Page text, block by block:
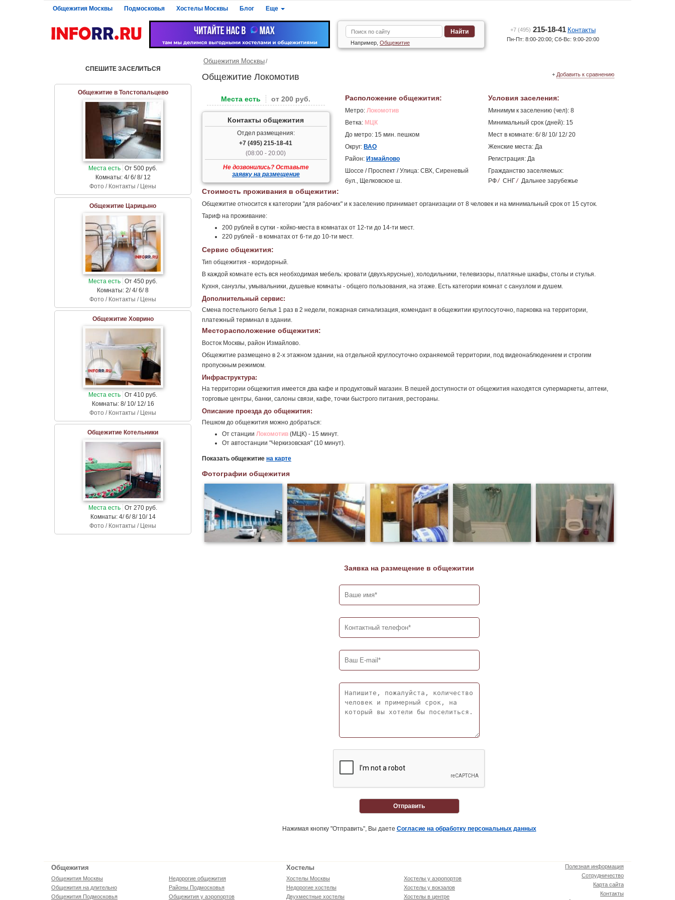
Общежития Москвы Подмосковья Хостелы Москвы Блог Еще
Найти
Например, Общежитие
+7 (495) 215-18-41 Контакты
Пн-Пт: 8:00-20:00; Сб-Вс: 9:00-20:00
СПЕШИТЕ ЗАСЕЛИТЬСЯ
Общежитие в Толстопальцево
Места есть От 500 руб.
Комнаты: 4/ 6/ 8/ 12
Фото / Контакты / Цены
Общежитие Царицыно
Места есть От 450 руб.
Комнаты: 2/ 4/ 6/ 8
Фото / Контакты / Цены
Общежитие Ховрино
Места есть От 410 руб.
Комнаты: 8/ 10/ 12/ 16
Фото / Контакты / Цены
Общежитие Котельники
Места есть От 270 руб.
Комнаты: 4/ 6/ 8/ 10/ 14
Фото / Контакты / Цены
Общежития Москвы
Общежитие Локомотив + Добавить к сравнению
Места есть от 200 руб.
Контакты общежития
Отдел размещения:
+7 (495) 215-18-41
(08:00 - 20:00)
Не дозвонились? Оставьте
заявку на размещение
Расположение общежития:
Метро: Локомотив
Ветка: МЦК
До метро: 15 мин. пешком
Округ: ВАО
Район: Измайлово
Шоссе / Проспект / Улица: СВХ, Сиреневый
бул., Щелковское ш.
Условия заселения:
Минимум к заселению (чел): 8
Минимальный срок (дней): 15
Мест в комнате: 6/ 8/ 10/ 12/ 20
Женские места: Да
Регистрация: Да
Гражданство заселяемых:
РФ/ СНГ/ Дальнее зарубежье
Стоимость проживания в общежитии:
Общежитие относится к категории "для рабочих" и к заселению принимает организации от 8 человек и на минимальный срок от 15 суток.
Тариф на проживание:
200 рублей в сутки - койко-места в комнатах от 12-ти до 14-ти мест.
220 рублей - в комнатах от 6-ти до 10-ти мест.
Сервис общежития:
Тип общежития - коридорный.
В каждой комнате есть вся необходимая мебель: кровати (двухъярусные), холодильники, телевизоры, платяные шкафы, столы и стулья.
Кухня, санузлы, умывальники, душевые комнаты - общего пользования, на этаже. Есть категории комнат с санузлом и душем.
Дополнительный сервис:
Смена постельного белья 1 раз в 2 недели, пожарная сигнализация, комендант в общежитии круглосуточно, парковка на территории,
платежный терминал в здании.
Месторасположение общежития:
Восток Москвы, район Измайлово.
Общежитие размещено в 2-х этажном здании, на отдельной круглосуточно охраняемой территории, под видеонаблюдением и строгим
пропускным режимом.
Инфраструктура:
На территории общежития имеется два кафе и продуктовый магазин. В пешей доступности от общежития находятся супермаркеты, аптеки,
торговые центры, банки, салоны связи, кафе, точки быстрого питания, рестораны.
Описание проезда до общежития:
Пешком до общежития можно добраться:
От станции Локомотив (МЦК) - 15 минут.
От автостанции "Черкизовская" (10 минут).
Показать общежитие на карте
Фотографии общежития
Заявка на размещение в общежитии
Отправить
Нажимая кнопку "Отправить", Вы даете Согласие на обработку персональных данных
Общежития
Общежития Москвы
Общежития на длительно
Общежития Подмосковья
Недорогие общежития
Районы Подмосковья
Общежития у аэропортов
Хостелы
Хостелы Москвы
Недорогие хостелы
Двухместные хостелы
Хостелы у аэропортов
Хостелы у вокзалов
Хостелы в центре
Полезная информация
Сотрудничество
Карта сайта
Контакты